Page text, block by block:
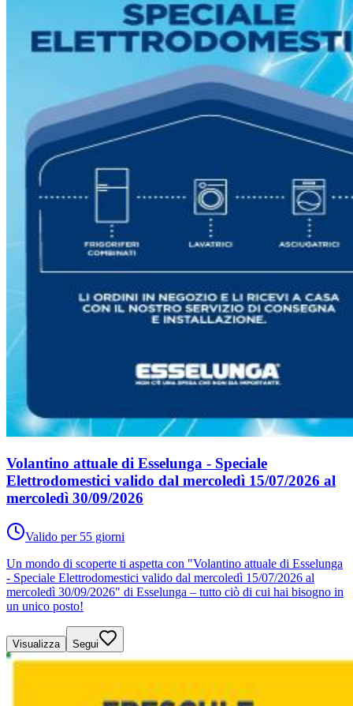
Volantino attuale di Esselunga - Speciale
Elettrodomestici valido dal mercoledì 15/07/2026 al
mercoledì 30/09/2026
Valido per 55 giorni
Un mondo di scoperte ti aspetta con "Volantino attuale di Esselunga
- Speciale Elettrodomestici valido dal mercoledì 15/07/2026 al
mercoledì 30/09/2026" di Esselunga – tutto ciò di cui hai bisogno in
un unico posto!
Visualizza Segui